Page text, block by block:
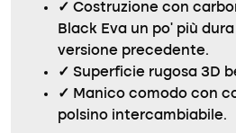
✓ Costruzione con
Black Eva un po’ più
versione precedente.
✓ Superficie rugosa 3D
✓ Manico comodo con
polsino intercambiabile.